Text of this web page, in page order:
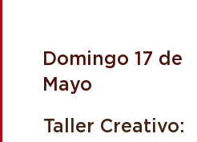
Domingo 17 de
Mayo
Taller Creativo: